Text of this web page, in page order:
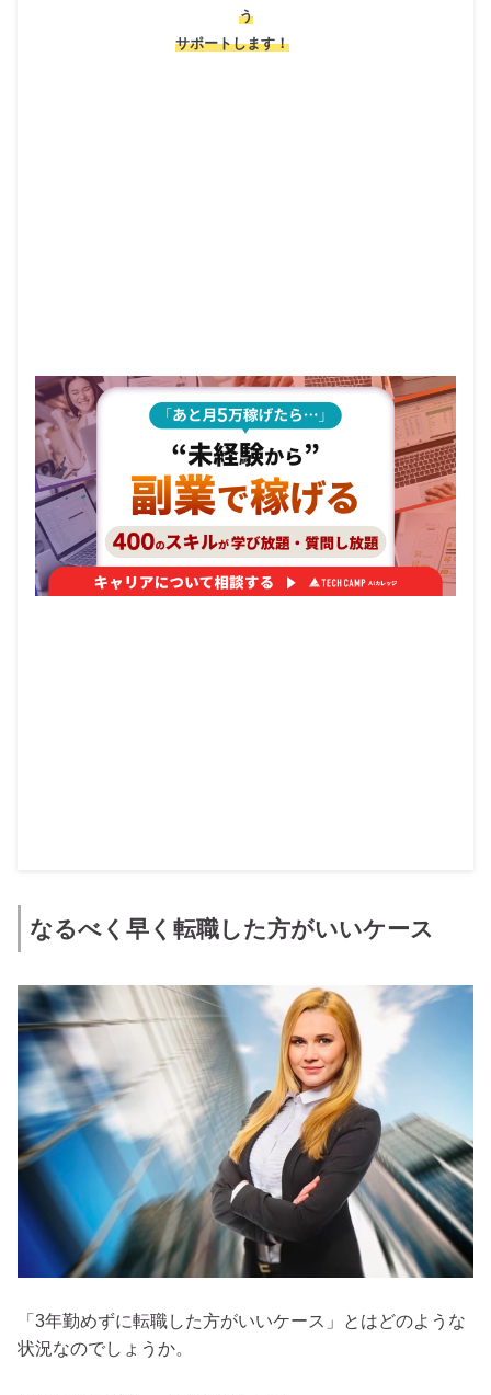
う
サポートします！
なるべく早く転職した方がいいケース
「3年勤めずに転職した方がいいケース」とはどのような
状況なのでしょうか。